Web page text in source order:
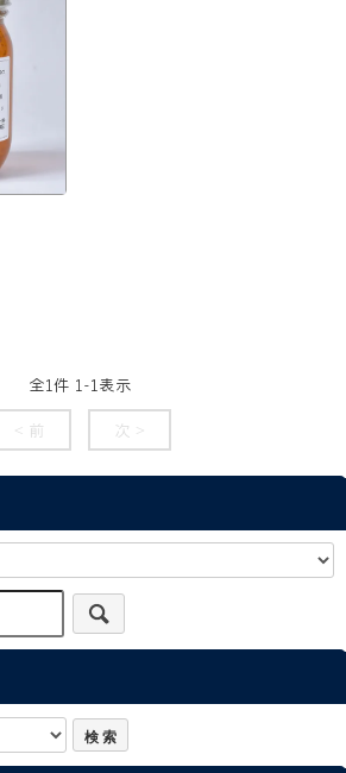
全1件 1-1表示
< 前
次 >